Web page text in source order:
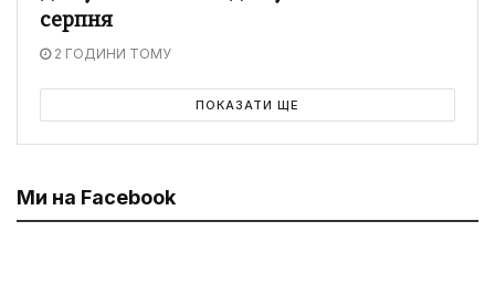
серпня
2 ГОДИНИ ТОМУ
ПОКАЗАТИ ЩЕ
Ми на Facebook